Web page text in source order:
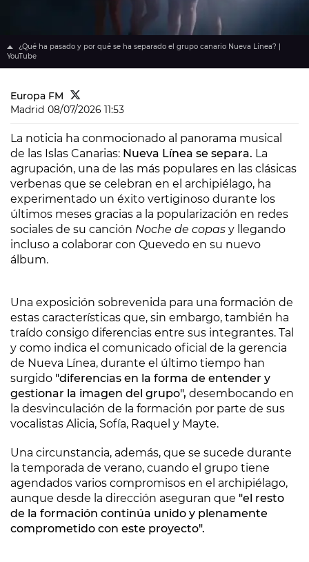
¿Qué ha pasado y por qué se ha separado el grupo canario Nueva Línea? |
YouTube
Europa FM
Madrid 08/07/2026 11:53
La noticia ha conmocionado al panorama musical
de las Islas Canarias: Nueva Línea se separa. La
agrupación, una de las más populares en las clásicas
verbenas que se celebran en el archipiélago, ha
experimentado un éxito vertiginoso durante los
últimos meses gracias a la popularización en redes
sociales de su canción Noche de copas y llegando
incluso a colaborar con Quevedo en su nuevo
álbum.
Una exposición sobrevenida para una formación de
estas características que, sin embargo, también ha
traído consigo diferencias entre sus integrantes. Tal
y como indica el comunicado oficial de la gerencia
de Nueva Línea, durante el último tiempo han
surgido "diferencias en la forma de entender y
gestionar la imagen del grupo", desembocando en
la desvinculación de la formación por parte de sus
vocalistas Alicia, Sofía, Raquel y Mayte.
Una circunstancia, además, que se sucede durante
la temporada de verano, cuando el grupo tiene
agendados varios compromisos en el archipiélago,
aunque desde la dirección aseguran que "el resto
de la formación continúa unido y plenamente
comprometido con este proyecto".